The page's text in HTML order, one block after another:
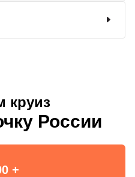
круиз
России
+